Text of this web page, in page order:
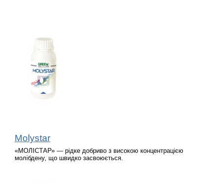
Molystar
«МОЛІСТАР» — рідке добриво з високою концентрацією
молібдену, що швидко засвоюється.